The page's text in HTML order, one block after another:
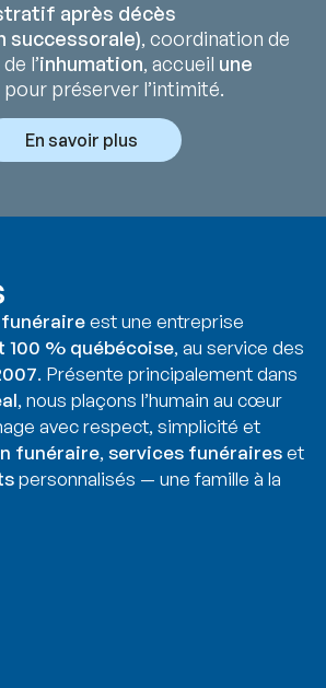
après décès
successorale), coordination de
l’inhumation, accueil une
pour préserver l’intimité.
En savoir plus
funéraireest une entreprise
100 % québécoise, au service des
. Présente principalement dans
, nous plaçons l’humain au cœur
avec respect, simplicité et
funéraire, services funéraireset
personnalisés — une famille à la